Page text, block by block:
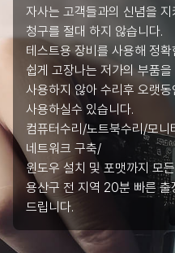
자사는 고객들과의 신념을
청구를 절대 하지 않습니다.
테스트용 장비를 사용해 정
쉽게 고장나는 저가의 부품을
사용하지 않아 수리후 오랫
사용하실수 있습니다.
컴퓨터수리/노트북수리/모
네트워크 구축/
윈도우 설치 및 포맷까지 모
용산구 전 지역 20분 빠른
드립니다.